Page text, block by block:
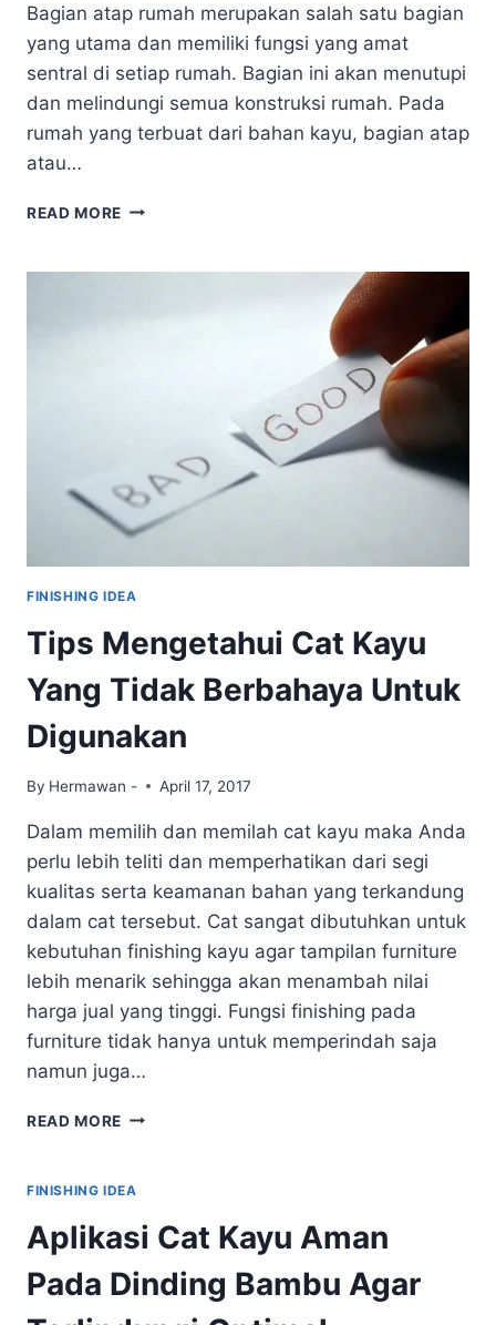
Bagian atap rumah merupakan salah satu bagian
yang utama dan memiliki fungsi yang amat
sentral di setiap rumah. Bagian ini akan menutupi
dan melindungi semua konstruksi rumah. Pada
rumah yang terbuat dari bahan kayu, bagian atap
atau…
READ MORE CAT
FINISHING
FINISHING IDEA
Tips Mengetahui Cat Kayu
Yang Tidak Berbahaya Untuk
Digunakan
By Hermawan - April 17, 2017
Dalam memilih dan memilah cat kayu maka Anda
perlu lebih teliti dan memperhatikan dari segi
kualitas serta keamanan bahan yang terkandung
dalam cat tersebut. Cat sangat dibutuhkan untuk
kebutuhan finishing kayu agar tampilan furniture
lebih menarik sehingga akan menambah nilai
harga jual yang tinggi. Fungsi finishing pada
furniture tidak hanya untuk memperindah saja
namun juga…
READ MORE TIPS
KAYU
TIDAK
BERBAHAYA
UNTUK
DIGUNAKAN
FINISHING IDEA
Aplikasi Cat Kayu Aman
Pada Dinding Bambu Agar